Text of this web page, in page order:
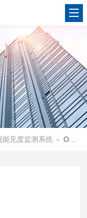
能见度监测系统 - OSEN-LMZK新疆高速公路雾霾天低能见度预警监测系统